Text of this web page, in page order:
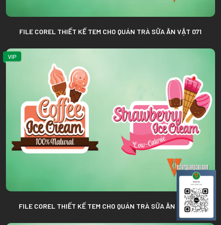
FILE COREL THIẾT KẾ TEM CHO QUÁN TRÀ SỮA ĂN VẶT 071
VIP
FILE COREL THIẾT KẾ TEM CHO QUÁN TRÀ SỮA ĂN VẶT 070